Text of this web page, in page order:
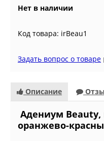
Нет в наличии
Код товара: irBeau1
Задать вопрос о товаре
Описание
Адениум
оранжево-